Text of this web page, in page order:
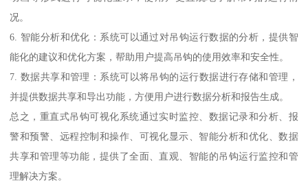
况。
6. 智能分析和优化：系统可以通过对吊钩运行数据的分析，提供智
能化的建议和优化方案，帮助用户提高吊钩的使用效率和安全性。
7. 数据共享和管理：系统可以将吊钩的运行数据进行存储和管理，
并提供数据共享和导出功能，方便用户进行数据分析和报告生成。
总之，重直式吊钩可视化系统通过实时监控、数据记录和分析、报
警和预警、远程控制和操作、可视化显示、智能分析和优化、数据
共享和管理等功能，提供了全面、直观、智能的吊钩运行监控和管
理解决方案。